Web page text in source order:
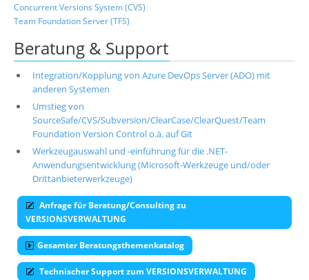
Concurrent Versions System (CVS)
Team Foundation Server (TFS)
Beratung & Support
Integration/Kopplung von Azure DevOps Server (ADO) mit
anderen Systemen
Umstieg von
SourceSafe/CVS/Subversion/ClearCase/ClearQuest/Team
Foundation Version Control o.ä. auf Git
Werkzeugauswahl und -einführung für die .NET-
Anwendungsentwicklung (Microsoft-Werkzeuge und/oder
Drittanbieterwerkzeuge)
Anfrage für Beratung/Consulting zu
VERSIONSVERWALTUNG
Gesamter Beratungsthemenkatalog
Technischer Support zum VERSIONSVERWALTUNG